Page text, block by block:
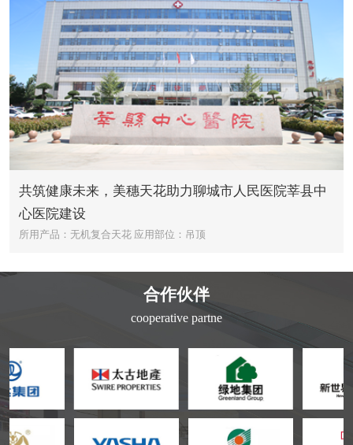
共筑健康未来，美穗天花助力聊城市人民医院莘县中
心医院建设
所用产品：无机复合天花 应用部位：吊顶
合作伙伴
cooperative partne